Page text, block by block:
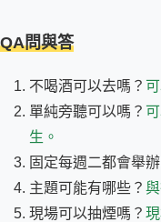
QA問與答
不喝酒可以去嗎？
單純旁聽可以嗎？
生。
固定每週二都會舉辦
主題可能有哪些？
現場可以抽煙嗎？